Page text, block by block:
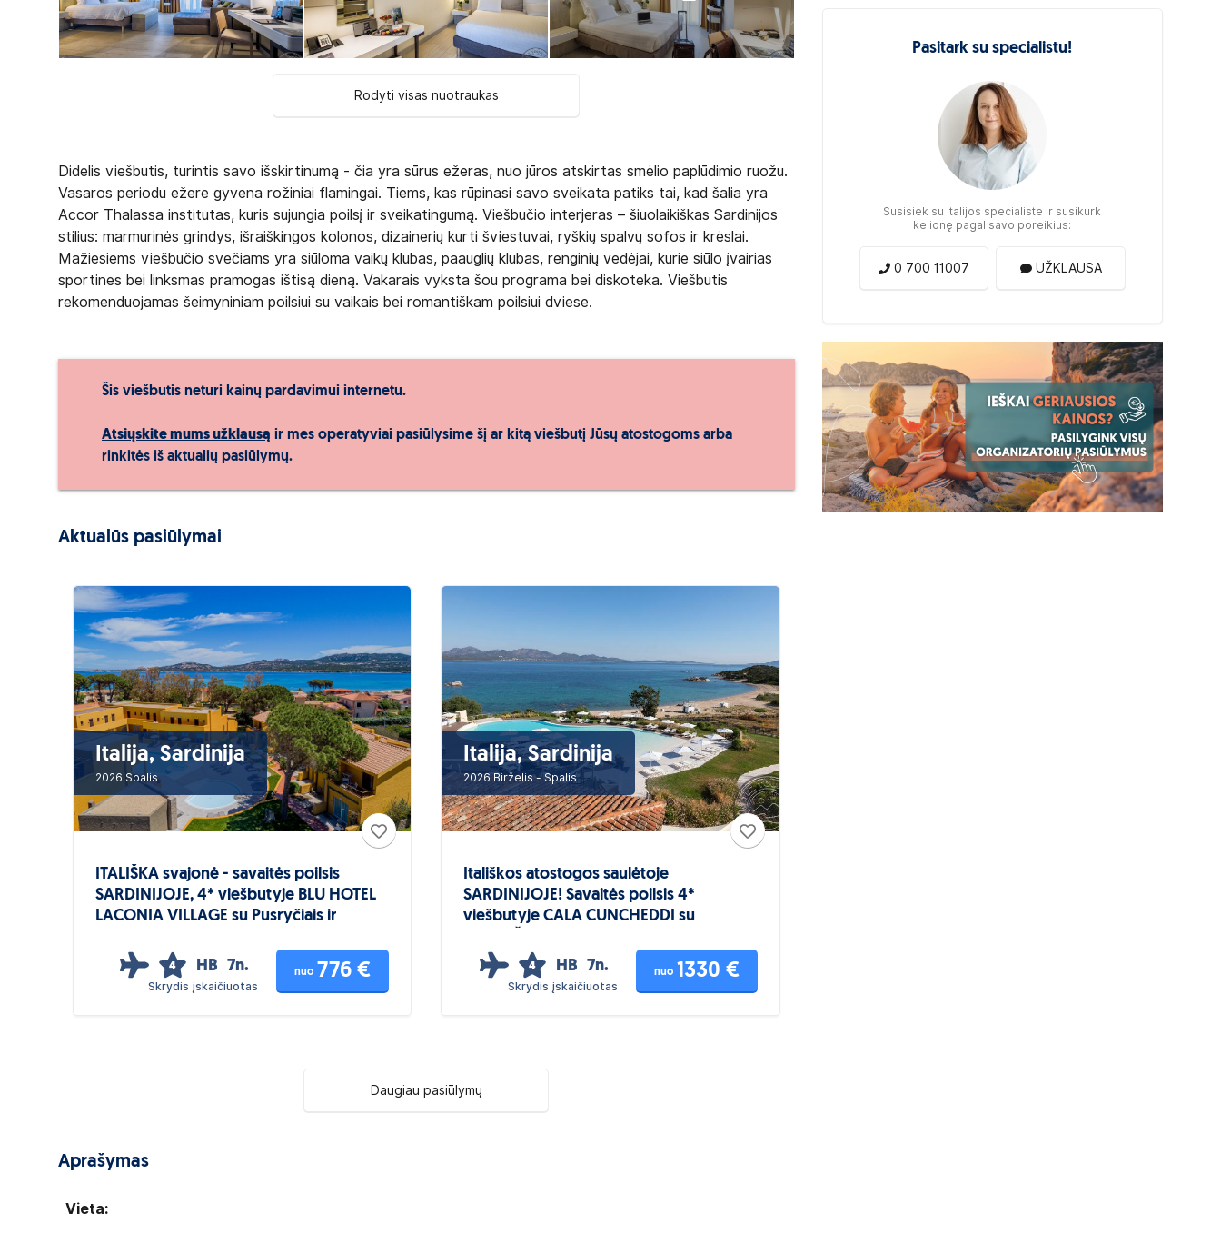
Rodyti visas nuotraukas
Didelis viešbutis, turintis savo išskirtinumą - čia yra sūrus ežeras, nuo jūros atskirtas smėlio paplūdimio ruožu.
Vasaros periodu ežere gyvena rožiniai flamingai. Tiems, kas rūpinasi savo sveikata patiks tai, kad šalia yra
Accor Thalassa institutas, kuris sujungia poilsį ir sveikatingumą. Viešbučio interjeras – šiuolaikiškas Sardinijos
stilius: marmurinės grindys, išraiškingos kolonos, dizainerių kurti šviestuvai, ryškių spalvų sofos ir krėslai.
Mažiesiems viešbučio svečiams yra siūloma vaikų klubas, paauglių klubas, renginių vedėjai, kurie siūlo įvairias
sportines bei linksmas pramogas ištisą dieną. Vakarais vyksta šou programa bei diskoteka. Viešbutis
rekomenduojamas šeimyniniam poilsiui su vaikais bei romantiškam poilsiui dviese.
Šis viešbutis neturi kainų pardavimui internetu.
Atsiųskite mums užklausą ir mes operatyviai pasiūlysime šį ar kitą viešbutį Jūsų atostogoms arba
rinkitės iš aktualių pasiūlymų.
Aktualūs pasiūlymai
Italija, Sardinija
2026 Spalis
ITALIŠKA svajonė - savaitės poilsis
SARDINIJOJE, 4* viešbutyje BLU HOTEL
LACONIA VILLAGE su Pusryčiais ir
4 HB 7n.
Skrydis įskaičiuotas
nuo 776 €
Italija, Sardinija
2026 Birželis - Spalis
Itališkos atostogos saulėtoje
SARDINIJOJE! Savaitės poilsis 4*
viešbutyje CALA CUNCHEDDI su
4 HB 7n.
Skrydis įskaičiuotas
nuo 1330 €
Daugiau pasiūlymų
Aprašymas
Vieta:
Pasitark su specialistu!
Susisiek su Italijos specialiste ir susikurk
kelionę pagal savo poreikius:
0 700 11007 UŽKLAUSA